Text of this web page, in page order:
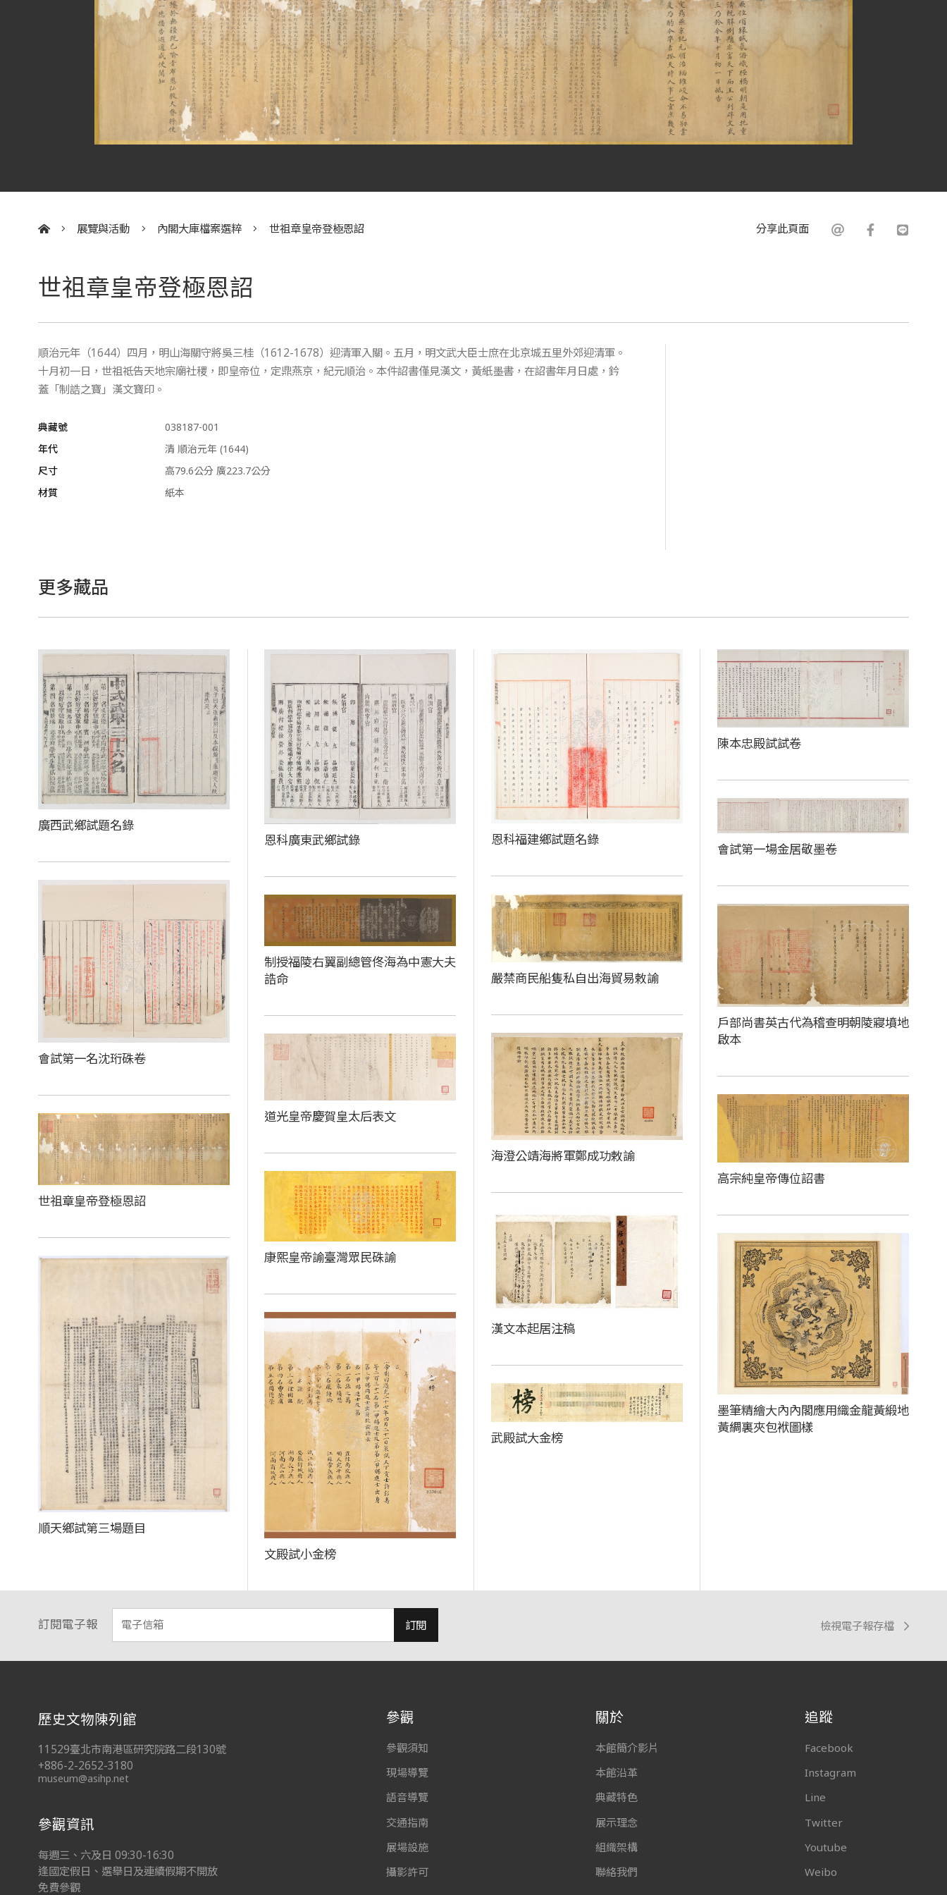
展覽與活動 內閣大庫檔案選粹 世祖章皇帝登極恩詔 分享此頁面
世祖章皇帝登極恩詔
順治元年（1644）四月，明山海關守將吳三桂（1612-1678）迎清軍入關。五月，明文武大臣士庶在北京城五里外郊迎清軍。
十月初一日，世祖祗告天地宗廟社稷，即皇帝位，定鼎燕京，紀元順治。本件詔書僅見漢文，黃紙墨書，在詔書年月日處，鈐
蓋「制誥之寶」漢文寶印。
典藏號
038187-001
年代
清 順治元年 (1644)
尺寸
高79.6公分 廣223.7公分
材質
紙本
更多藏品
廣西武鄉試題名錄
恩科廣東武鄉試錄
恩科福建鄉試題名錄
陳本忠殿試試卷
會試第一場金居敬墨卷
會試第一名沈珩硃卷
嚴禁商民船隻私自出海貿易敕諭
制授福陵右翼副總管佟海為中憲大夫
誥命
戶部尚書英古代為稽查明朝陵寢墳地
啟本
海澄公靖海將軍鄭成功敕諭
道光皇帝慶賀皇太后表文
高宗純皇帝傳位詔書
世祖章皇帝登極恩詔
康熙皇帝諭臺灣眾民硃諭
漢文本起居注稿
墨筆精繪大內內閣應用織金龍黃緞地
黃綢裏夾包袱圖樣
順天鄉試第三場題目
文殿試小金榜
武殿試大金榜
訂閱電子報 訂閱 檢視電子報存檔
:::
歷史文物陳列館
11529臺北市南港區研究院路二段130號
+886-2-2652-3180
museum@asihp.net
參觀資訊
每週三、六及日 09:30-16:30
逢國定假日、選舉日及連續假期不開放
免費參觀
參觀
參觀須知
現場導覽
語音導覽
交通指南
展場設施
攝影許可
關於
本館簡介影片
本館沿革
典藏特色
展示理念
組織架構
聯絡我們
追蹤
Facebook
Instagram
Line
Twitter
Youtube
Weibo